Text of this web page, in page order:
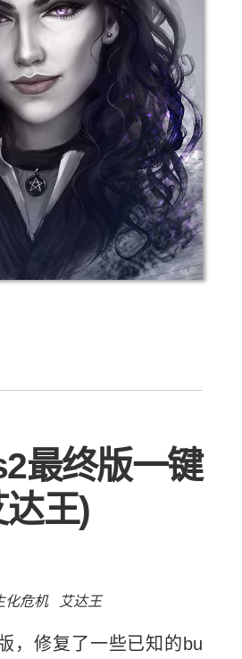
最终版一键
王)
化危机 艾达王
，修复了一些已知的bu